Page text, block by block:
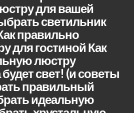
для вашей
светильник
правильно
для гостиной Как
люстру
свет! (и советы
правильный
идеальную